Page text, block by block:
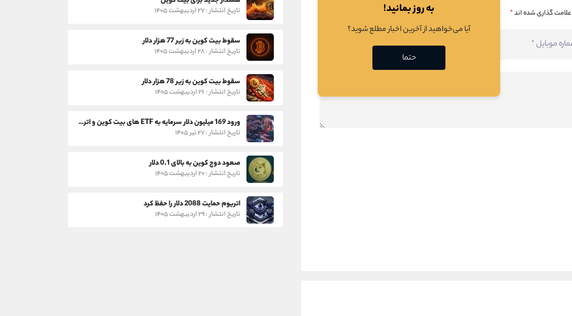
گذاری شده اند* تاریخ انتشار : ۲۷ اردیبهشت ۱۴۰۵
سقوط بیت کوین به زیر 77 هزار دلار
تاریخ انتشار : ۲۸ اردیبهشت ۱۴۰۵
سقوط بیت کوین به زیر 78 هزار دلار
تاریخ انتشار : ۲۶ اردیبهشت ۱۴۰۵
ورود 169 میلیون دلار سرمایه به ETF های بیت کوین و اتریوم
تاریخ انتشار : ۲۷ تیر ۱۴۰۵
صعود دوج کوین به بالای 0.1 دلار
تاریخ انتشار : ۲۰ اردیبهشت ۱۴۰۵
اتریوم حمایت 2088 دلار را حفظ کرد
تاریخ انتشار : ۲۹ اردیبهشت ۱۴۰۵
به روز بمانید!
آیا می‌خواهید از آخرین اخبار مطلع شوید؟
حتما